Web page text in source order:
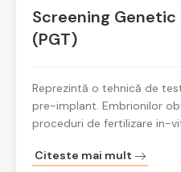
Screening
(PGT)
Reprezintă o tehnică de
pre-implant. Embrionilor
proceduri de fertilizare in-
Citeste mai mult